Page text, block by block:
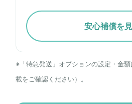
安心補償を
※「特急発送」オプションの設定・金
載をご確認ください）。